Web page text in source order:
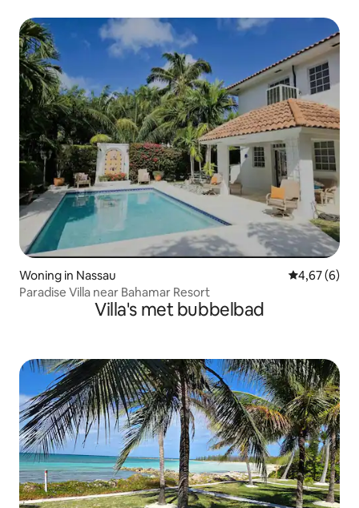
Woning in Nassau Gemiddelde
4,67 (6)
Paradise Villa near Bahamar Resort
Villa's met bubbelbad